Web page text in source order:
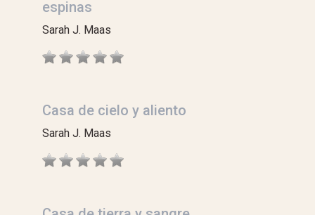
espinas
Sarah J. Maas
Casa de cielo y aliento
Sarah J. Maas